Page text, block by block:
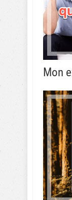
Mon